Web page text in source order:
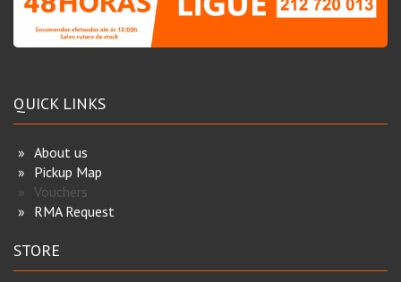
QUICK LINKS
About us
Pickup Map
Vouchers
RMA Request
STORE